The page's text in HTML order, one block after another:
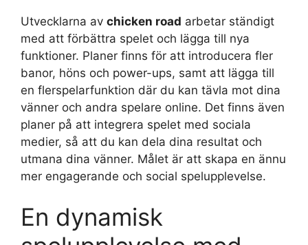
Utvecklarna av chicken road arbetar ständigt
med att förbättra spelet och lägga till nya
funktioner. Planer finns för att introducera fler
banor, höns och power-ups, samt att lägga till
en flerspelarfunktion där du kan tävla mot dina
vänner och andra spelare online. Det finns även
planer på att integrera spelet med sociala
medier, så att du kan dela dina resultat och
utmana dina vänner. Målet är att skapa en ännu
mer engagerande och social spelupplevelse.
En dynamisk